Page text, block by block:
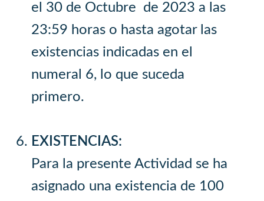
el 30 de Octubre de 2023 a las
23:59 horas o hasta agotar las
existencias indicadas en el
numeral 6, lo que suceda
primero.
EXISTENCIAS:
Para la presente Actividad se ha
asignado una existencia de 100